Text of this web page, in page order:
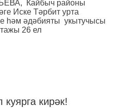
Кайбыч районы
Иске Тәрбит урта
һәм әдәбияты укытучысы
эш стажы 26 ел
кирәк!